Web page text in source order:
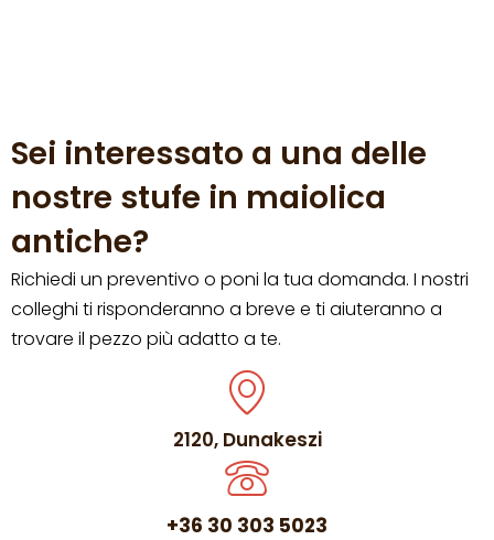
Sei interessato a una delle
nostre stufe in maiolica
antiche?
Richiedi un preventivo o poni la tua domanda. I nostri
colleghi ti risponderanno a breve e ti aiuteranno a
trovare il pezzo più adatto a te.
2120, Dunakeszi
+36 30 303 5023